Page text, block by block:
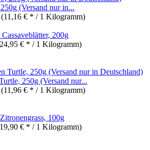
(Versand nur in...
(11,16 € * / 1 Kilogramm)
Cassaveblätter, 200g
€ * / 1 Kilogramm)
250g (Versand nur...
(11,96 € * / 1 Kilogramm)
Zitronengrass, 100g
€ * / 1 Kilogramm)